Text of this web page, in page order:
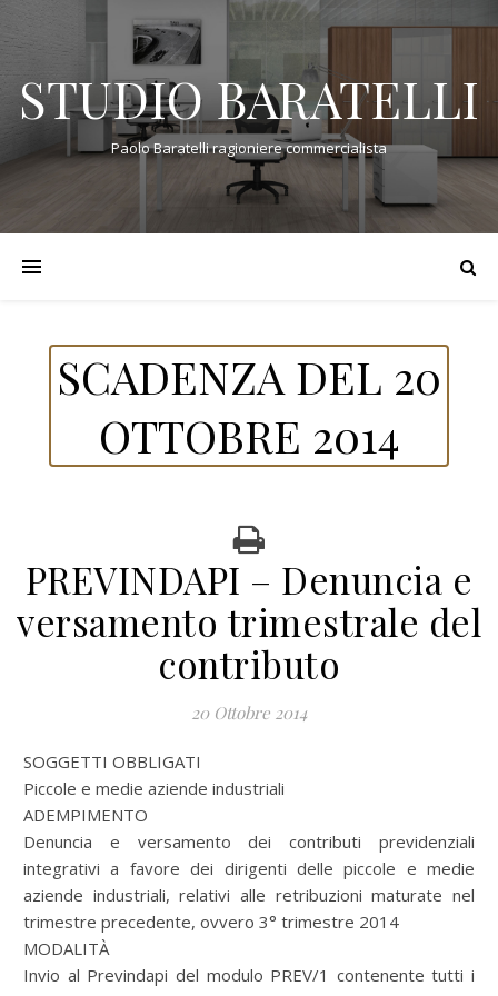
STUDIO BARATELLI
Paolo Baratelli ragioniere commercialista
SCADENZA DEL 20
OTTOBRE 2014
PREVINDAPI – Denuncia e
versamento trimestrale del
contributo
20 Ottobre 2014
SOGGETTI OBBLIGATI
Piccole e medie aziende industriali
ADEMPIMENTO
Denuncia e versamento dei contributi previdenziali
integrativi a favore dei dirigenti delle piccole e medie
aziende industriali, relativi alle retribuzioni maturate nel
trimestre precedente, ovvero 3° trimestre 2014
MODALITÀ
Invio al Previndapi del modulo PREV/1 contenente tutti i